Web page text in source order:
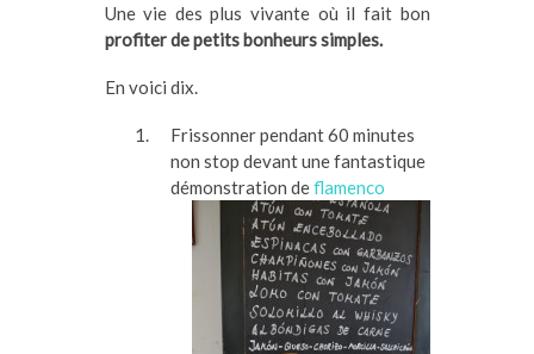
Une vie des plus vivante où il fait bon
profiter de petits bonheurs simples.
En voici dix.
Frissonner pendant 60 minutes
non stop devant une fantastique
démonstration deflamenco